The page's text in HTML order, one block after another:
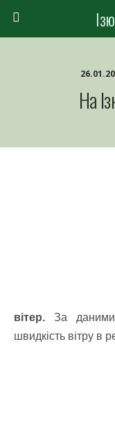
На
вітер. За даними
швидкість вітру в